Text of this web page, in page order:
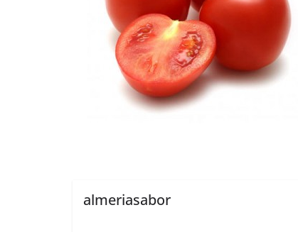
almeriasabor